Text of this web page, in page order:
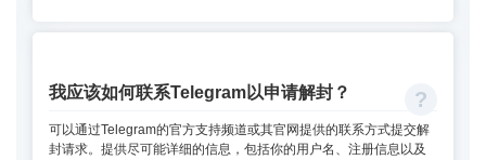
我应该如何联系Telegram以申请解封？
可以通过Telegram的官方支持频道或其官网提供的联系方式提交解
封请求。提供尽可能详细的信息，包括你的用户名、注册信息以及